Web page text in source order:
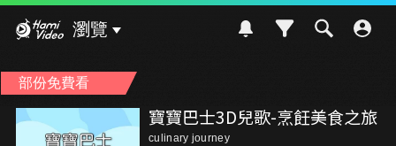
瀏覽
部份免費看
寶寶巴士3D兒歌-烹飪美食之旅
culinary journey